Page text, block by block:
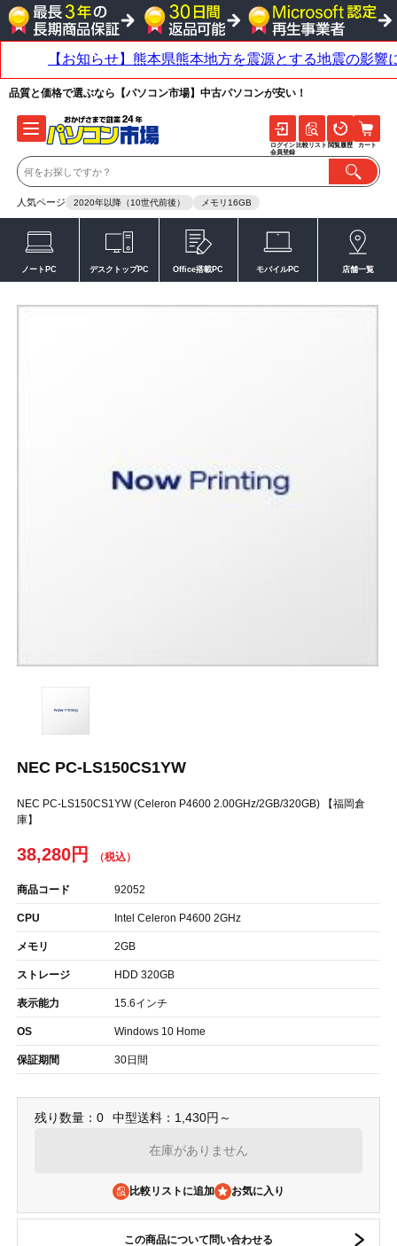
品質と価格で選ぶなら【パソコン市場】中古パソコンが安い！
人気ページ 2020年以降（10世代前後） メモリ16GB
ログイン
会員登録
比較リスト 閲覧履歴 カート
ノートPC デスクトップPC Office搭載PC モバイルPC 店舗一覧
NEC PC-LS150CS1YW
NEC PC-LS150CS1YW (Celeron P4600 2.00GHz/2GB/320GB) 【福岡倉
庫】
38,280円
商品コード 92052
CPU Intel Celeron P4600 2GHz
メモリ 2GB
ストレージ HDD 320GB
表示能力 15.6インチ
OS Windows 10 Home
保証期間 30日間
残り数量：0 中型送料：1,430円～
在庫がありません
比較リストに追加
この商品について問い合わせる